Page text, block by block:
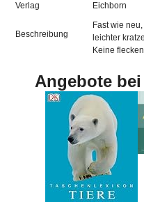
Verlag
Eichborn
Beschreibung
Fast wie
leichter
Keine
Angebote